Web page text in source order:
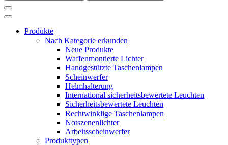
Produkte
Nach Kategorie erkunden
Neue Produkte
Waffenmontierte Lichter
Handgestützte Taschenlampen
Scheinwerfer
Helmhalterung
International sicherheitsbewertete Leuchten
Sicherheitsbewertete Leuchten
Rechtwinklige Taschenlampen
Notszenenlichter
Arbeitsscheinwerfer
Produkttypen